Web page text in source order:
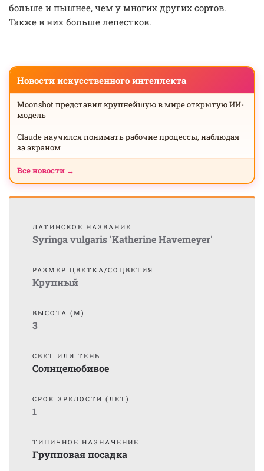
больше и пышнее, чем у многих других сортов.
Также в них больше лепестков.
Новости искусственного интеллекта
Moonshot представил крупнейшую в мире открытую ИИ-
модель
Claude научился понимать рабочие процессы, наблюдая
за экраном
Все новости →
ЛАТИНСКОЕ НАЗВАНИЕ
Syringa vulgaris 'Katherine Havemeyer'
РАЗМЕР ЦВЕТКА/СОЦВЕТИЯ
Крупный
ВЫСОТА (М)
3
СВЕТ ИЛИ ТЕНЬ
Солнцелюбивое
СРОК ЗРЕЛОСТИ (ЛЕТ)
1
ТИПИЧНОЕ НАЗНАЧЕНИЕ
Групповая посадка